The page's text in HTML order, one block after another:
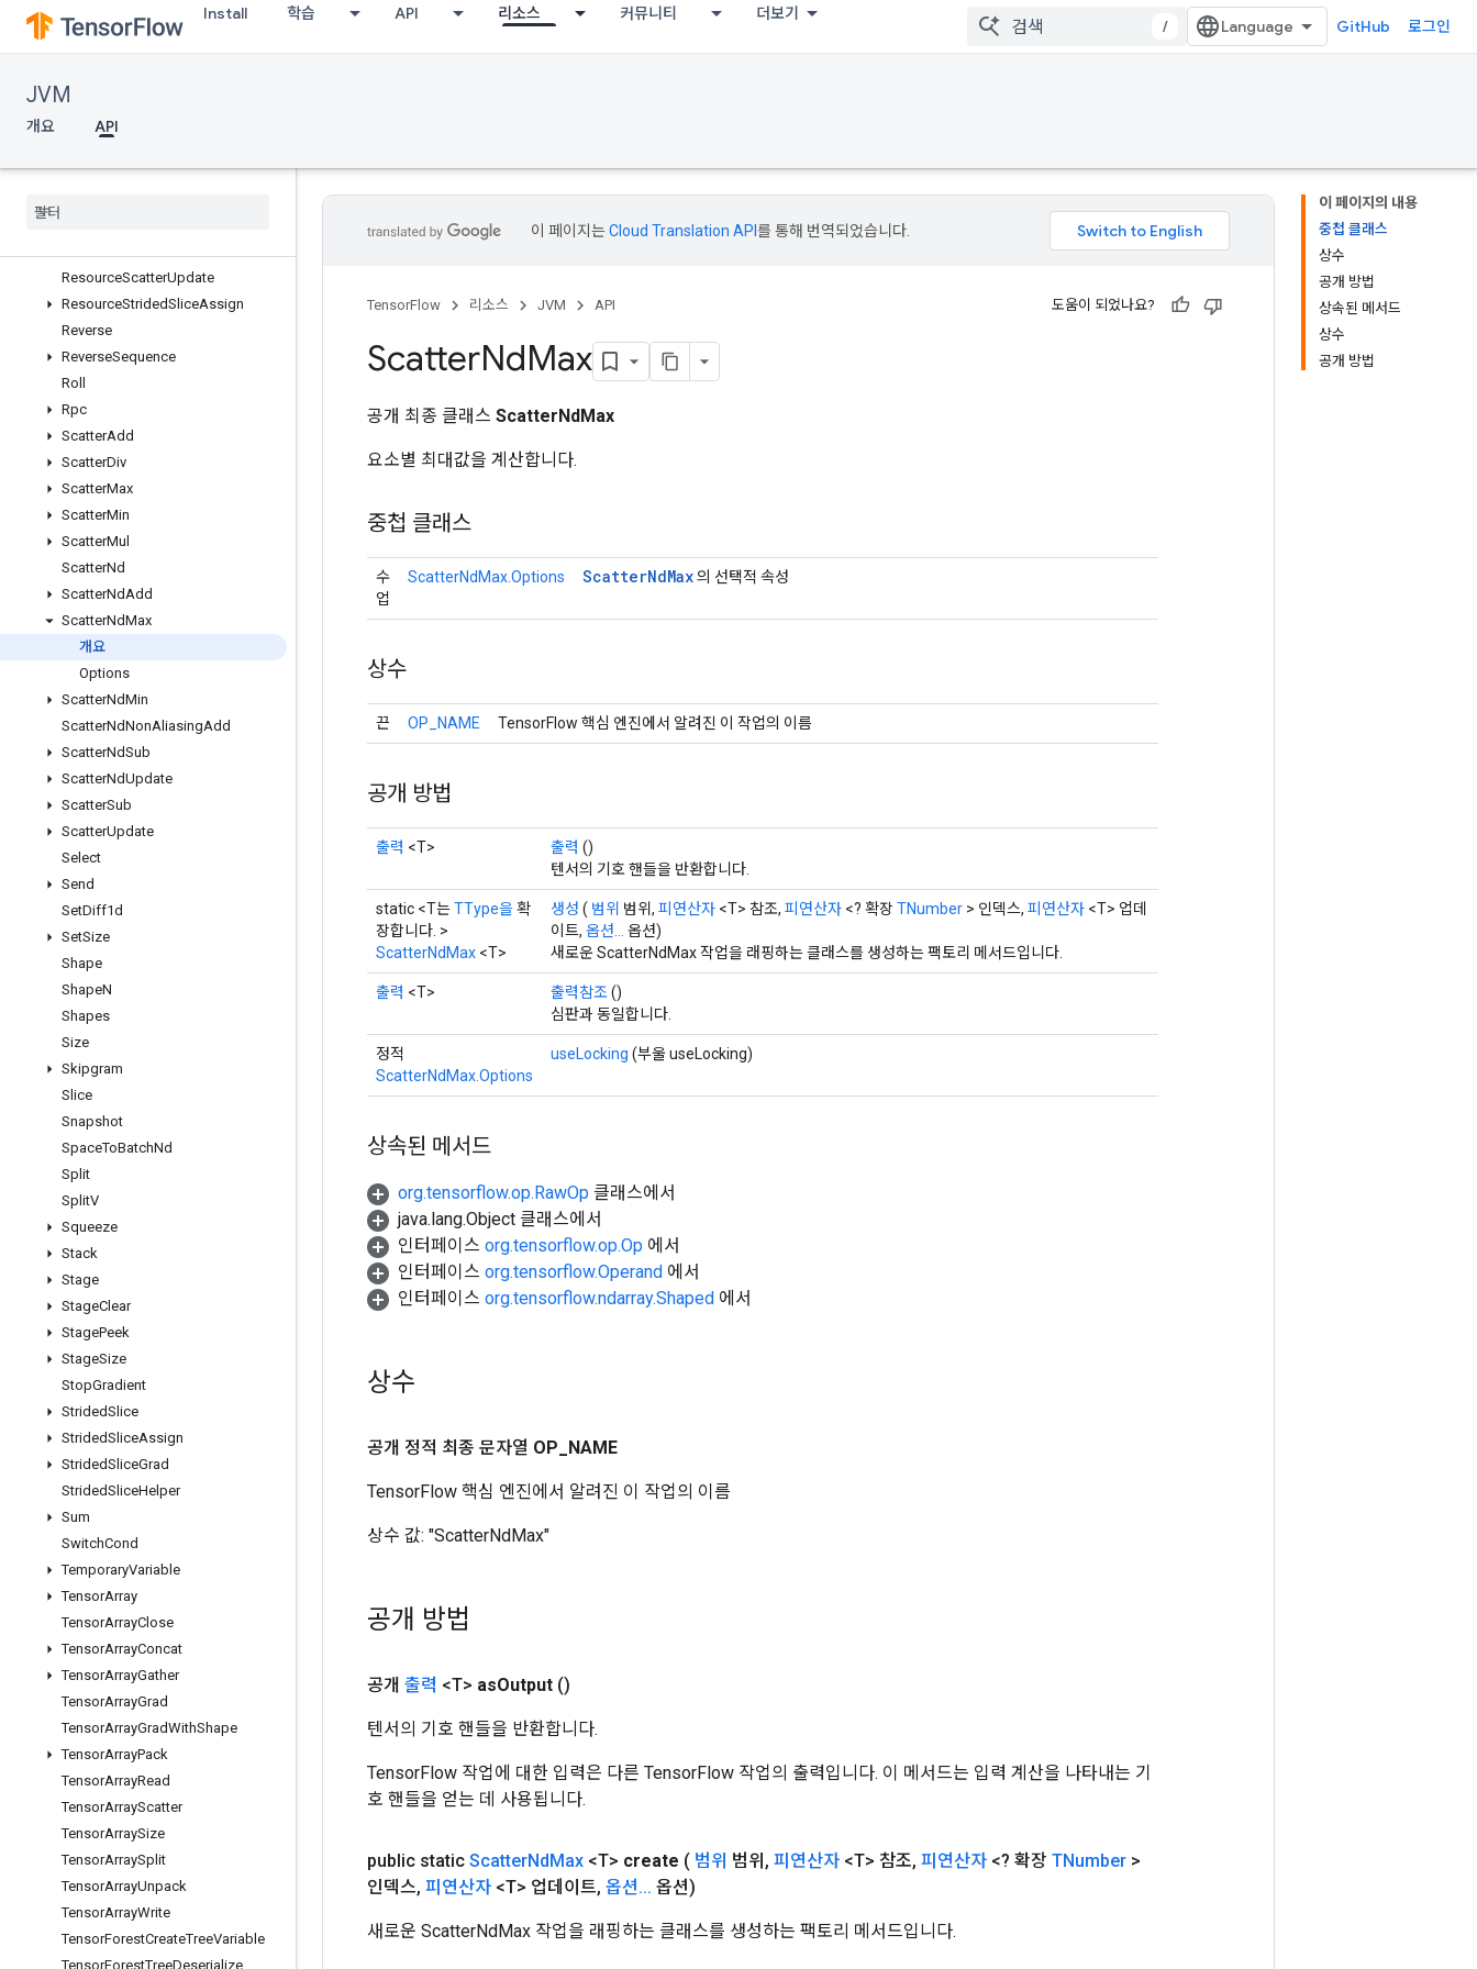
Install 학습 API 리소스 커뮤니티 더보기
/ GitHub 로그인
JVM
개요 API
ResourceScatterDiv
ResourceScatterMax
ResourceScatterMul
ResourceScatterNdAdd
ResourceScatterNdMin
ResourceScatterUpdate
ResourceStridedSliceAssign
Reverse
ReverseSequence
Roll
Rpc
ScatterAdd
ScatterDiv
ScatterMax
ScatterMin
ScatterMul
ScatterNd
ScatterNdAdd
ScatterNdMax
개요
Options
ScatterNdMin
ScatterNdNonAliasingAdd
ScatterNdSub
ScatterNdUpdate
ScatterSub
ScatterUpdate
Select
Send
SetDiff1d
SetSize
Shape
ShapeN
Shapes
Size
Skipgram
Slice
Snapshot
SpaceToBatchNd
Split
SplitV
Squeeze
Stack
Stage
StageClear
StagePeek
StageSize
StopGradient
StridedSlice
StridedSliceAssign
StridedSliceGrad
StridedSliceHelper
Sum
SwitchCond
TemporaryVariable
TensorArray
TensorArrayClose
TensorArrayConcat
TensorArrayGather
TensorArrayGrad
TensorArrayGradWithShape
TensorArrayPack
TensorArrayRead
TensorArrayScatter
TensorArraySize
TensorArraySplit
TensorArrayUnpack
TensorArrayWrite
TensorForestCreateTreeVariable
TensorForestTreeDeserialize
이 페이지의 내용
중첩 클래스
상수
공개 방법
상속된 메서드
상수
공개 방법
이 페이지는Cloud Translation API 를 통해 번역되었습니다.
TensorFlow 리소스 JVM API 도움이 되었나요?
ScatterNdMax
공개 최종 클래스 ScatterNdMax
요소별 최대값을 계산합니다.
중첩 클래스
수
업
ScatterNdMax.Options ScatterNdMax의 선택적 속성
상수
끈 OP_NAME TensorFlow 핵심 엔진에서 알려진 이 작업의 이름
공개 방법
출력 <T> 출력 ()
텐서의 기호 핸들을 반환합니다.
static <T는TType을확
장합니다. >
ScatterNdMax <T>
생성 ( 범위 범위, 피연산자 <T> 참조, 피연산자 <? 확장 TNumber > 인덱스, 피연산자 <T> 업데
이트, 옵션...
옵션)
새로운 ScatterNdMax 작업을 래핑하는 클래스를 생성하는 팩토리 메서드입니다.
출력 <T> 출력참조()
심판과 동일합니다.
정적
ScatterNdMax.Options
useLocking (부울 useLocking)
상속된 메서드
org.tensorflow.op.RawOp 클래스에서
java.lang.Object 클래스에서
인터페이스 org.tensorflow.op.Op 에서
인터페이스 org.tensorflow.Operand 에서
인터페이스 org.tensorflow.ndarray.Shaped 에서
상수
공개 정적 최종 문자열 OP NAME
TensorFlow 핵심 엔진에서 알려진 이 작업의 이름
상수 값: "ScatterNdMax"
공개 방법
공개 출력 <T> asOutput ()
텐서의 기호 핸들을 반환합니다.
TensorFlow 작업에 대한 입력은 다른 TensorFlow 작업의 출력입니다. 이 메서드는 입력 계산을 나타내는 기
호 핸들을 얻는 데 사용됩니다.
public static ScatterNdMax <T> create ( 범위 범위 , 피연산자 <T> 참조, 피연산자 <? 확장 TNumber >
인덱스, 피연산자 <T> 업데이트, 옵션... 옵션)
새로운 ScatterNdMax 작업을 래핑하는 클래스를 생성하는 팩토리 메서드입니다.